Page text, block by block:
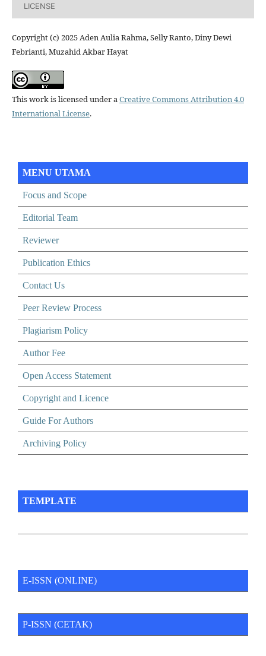
LICENSE
Copyright (c) 2025 Aden Aulia Rahma, Selly Ranto, Diny Dewi
Febrianti, Muzahid Akbar Hayat
This work is licensed under aCreative Commons Attribution 4.0
International License.
MENU UTAMA
Focus and Scope
Editorial Team
Reviewer
Publication Ethics
Contact Us
Peer Review Process
Plagiarism Policy
Author Fee
Open Access Statement
Copyright and Licence
Guide For Authors
Archiving Policy
TEMPLATE
E-ISSN (ONLINE)
P-ISSN (CETAK)